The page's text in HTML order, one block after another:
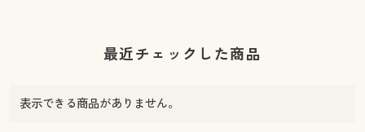
最近チェックした商品
表示できる商品がありません。